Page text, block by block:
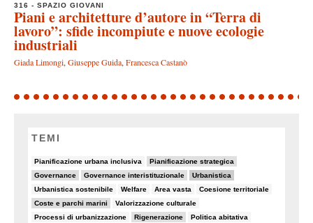
316 - SPAZIO GIOVANI
Piani e architetture d’autore in “Terra di
lavoro”: sfide incompiute e nuove ecologie
industriali
Giada Limongi, Giuseppe Guida, Francesca Castanò
TEMI
Pianificazione urbana inclusiva
6/90 Pianificazione strategica
11/90
Governance
21/90 Governance interistituzionale
14/90 Urbanistica
28/90
Urbanistica sostenibile
6/90 Welfare
5/90 Area vasta
7/90 Coesione territoriale
8/90
Coste e parchi marini
19/90 Valorizzazione culturale
8/90
Processi di urbanizzazione
8/90 Rigenerazione
16/90 Politica abitativa
8/90